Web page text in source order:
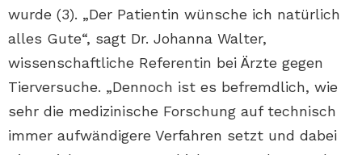
wurde (3). „Der Patientin wünsche ich natürlich
alles Gute“, sagt Dr. Johanna Walter,
wissenschaftliche Referentin bei Ärzte gegen
Tierversuche. „Dennoch ist es befremdlich, wie
sehr die medizinische Forschung auf technisch
immer aufwändigere Verfahren setzt und dabei